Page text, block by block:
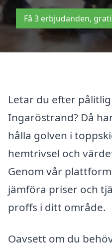
Få 3 erbjudanden,
Letar du efter
Ingaröstrand? Då
hålla golven i
hemtrivsel och
Genom vår
jämföra priser och
proffs i ditt område.
Oavsett om du